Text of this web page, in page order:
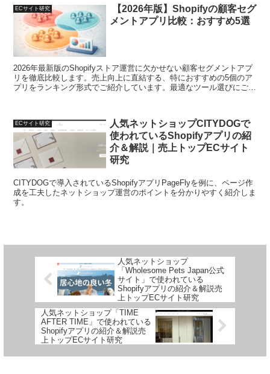
ECサイト研究
【2026年版】Shopifyの顧客セグ
メントアプリ比較：おすすめ5選
2026年最新版のShopifyストア運営に欠かせない顧客セグメントアプ
リを徹底比較します。売上向上に直結する、特におすすめの5個のア
プリをランキング形式でご紹介しています。最適なツール選びにご活
ECサイト研究
人気ネットショップCITYDOGで
使われているShopifyアプリの紹
介＆解説｜売上トップECサイト
研究
CITYDOGで導入されているShopifyアプリPageFlyを例に、ページ作
成を工夫したネットショップ運営のポイントを分かりやすく紹介しま
す。
人気ネットショップ
「Wholesome Pets Japan公式
サイト」で使われている
Shopifyアプリの紹介＆解説売
上トップECサイト研究
人気ネットショップ「TIME
AFTER TIME」で使われている
Shopifyアプリの紹介＆解説売
上トップECサイト研究